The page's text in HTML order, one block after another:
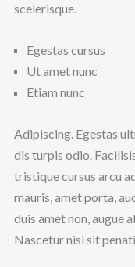
scelerisque.
Egestas cursus
Ut amet nunc
Etiam nunc
Adipiscing. Egestas
dis turpis odio.
tristique cursus arcu
mauris, amet porta,
duis amet non, augue
Nascetur nisi sit